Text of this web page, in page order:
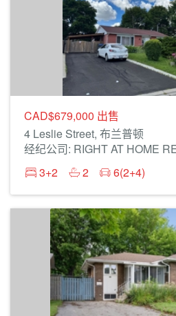
CAD$679,000 出售
4 Leslie Street, 布兰普顿
经纪公司: RIGHT AT HOME
3+2
2 6(2+4)